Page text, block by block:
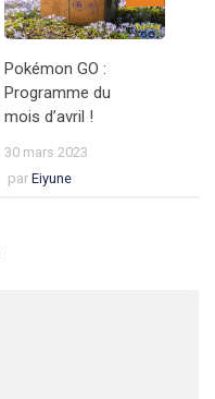
Pokémon GO :
Programme du
mois d’avril !
30 mars 2023
par Eiyune